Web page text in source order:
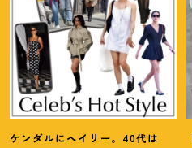
ケンダルにヘイリー。40代は